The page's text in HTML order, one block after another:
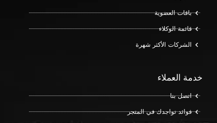
باقات العضوية
قائمة الوكلاء
الشركات الأكثر شهرة
خدمة العملاء
اتصل بنا
فوائد تواجدك في المتجر